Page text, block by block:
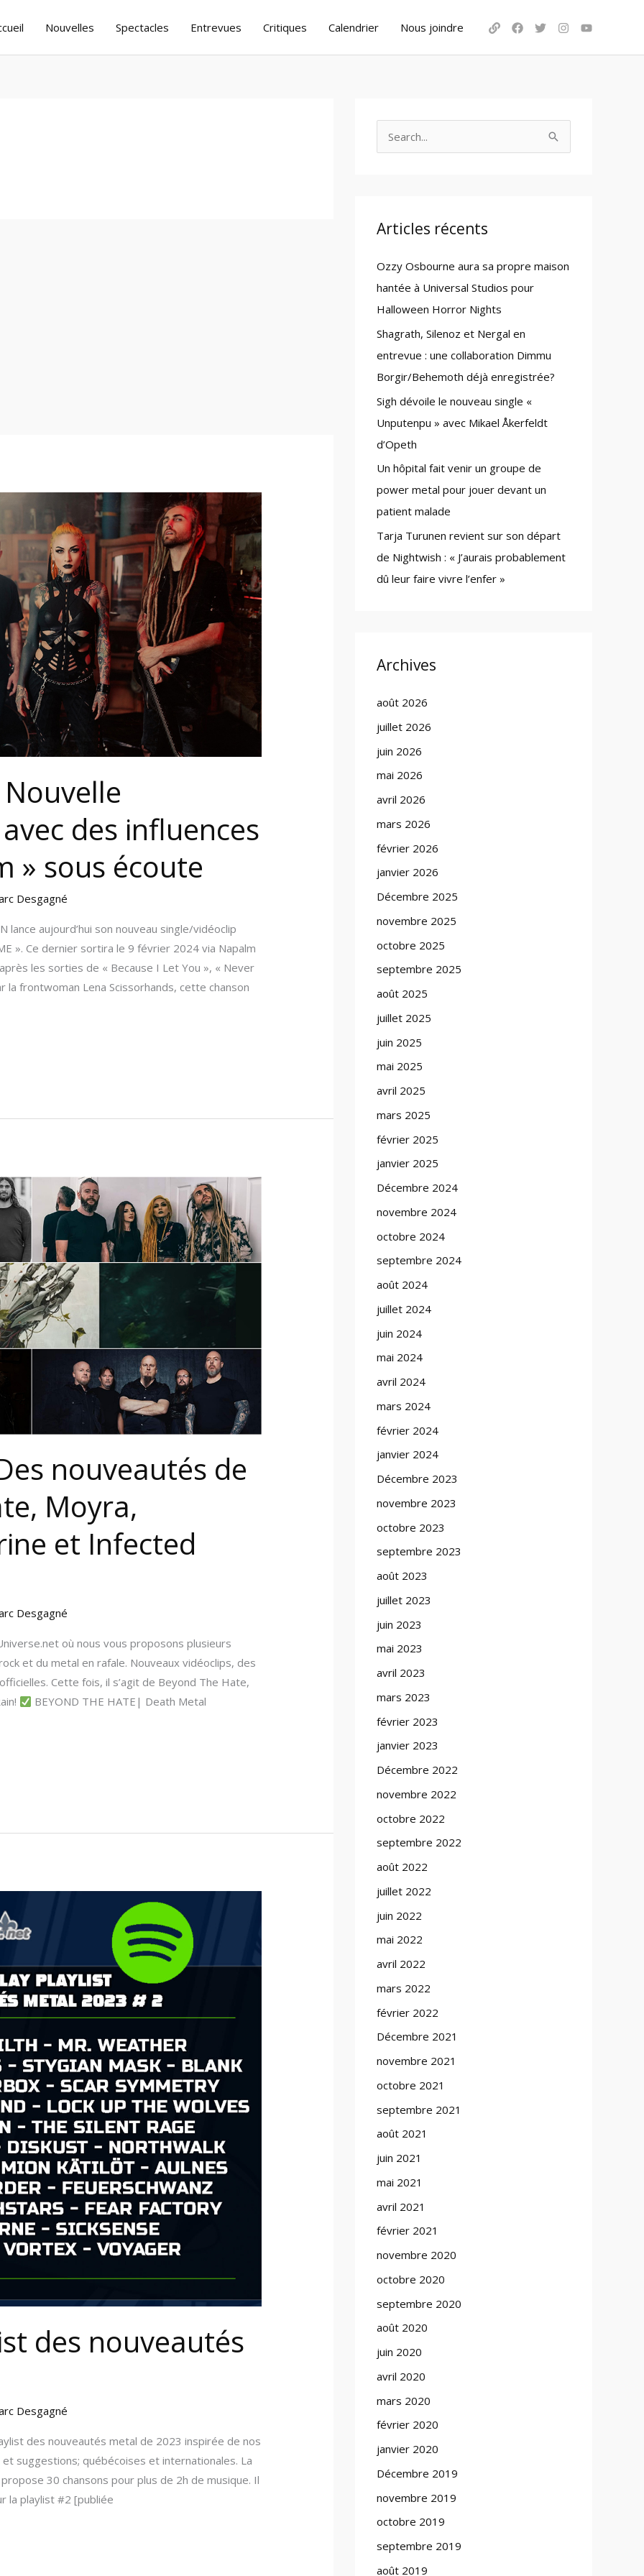
Nouvelles Spectacles Entrevues Critiques Calendrier Nous joindre
des influences
» sous écoute
Desgagné
lance aujourd’hui son nouveau single/vidéoclip
». Ce dernier sortira le 9 février 2024 via Napalm
les sorties de « Because I Let You », « Never
la frontwoman Lena Scissorhands, cette chanson
nouveautés de
Moyra,
et Infected
Desgagné
où nous vous proposons plusieurs
et du metal en rafale. Nouveaux vidéoclips, des
Cette fois, il s’agit de Beyond The Hate,
BEYOND THE HATE| Death Metal
des nouveautés
Desgagné
des nouveautés metal de 2023 inspirée de nos
suggestions; québécoises et internationales. La
30 chansons pour plus de 2h de musique. Il
la playlist #2 [publiée
c
f
o
r
:
Articles récents
Ozzy Osbourne aura sa propre maison
hantée à Universal Studios pour
Halloween Horror Nights
Shagrath, Silenoz et Nergal en
entrevue : une collaboration Dimmu
Borgir/Behemoth déjà enregistrée?
Sigh dévoile le nouveau single «
Unputenpu » avec Mikael Åkerfeldt
d’Opeth
Un hôpital fait venir un groupe de
power metal pour jouer devant un
patient malade
Tarja Turunen revient sur son départ
de Nightwish : « J’aurais probablement
dû leur faire vivre l’enfer »
Archives
août 2026
juillet 2026
juin 2026
mai 2026
avril 2026
mars 2026
février 2026
janvier 2026
Décembre 2025
novembre 2025
octobre 2025
septembre 2025
août 2025
juillet 2025
juin 2025
mai 2025
avril 2025
mars 2025
février 2025
janvier 2025
Décembre 2024
novembre 2024
octobre 2024
septembre 2024
août 2024
juillet 2024
juin 2024
mai 2024
avril 2024
mars 2024
février 2024
janvier 2024
Décembre 2023
novembre 2023
octobre 2023
septembre 2023
août 2023
juillet 2023
juin 2023
mai 2023
avril 2023
mars 2023
février 2023
janvier 2023
Décembre 2022
novembre 2022
octobre 2022
septembre 2022
août 2022
juillet 2022
juin 2022
mai 2022
avril 2022
mars 2022
février 2022
Décembre 2021
novembre 2021
octobre 2021
septembre 2021
août 2021
juin 2021
mai 2021
avril 2021
février 2021
novembre 2020
octobre 2020
septembre 2020
août 2020
juin 2020
avril 2020
mars 2020
février 2020
janvier 2020
Décembre 2019
novembre 2019
octobre 2019
septembre 2019
août 2019